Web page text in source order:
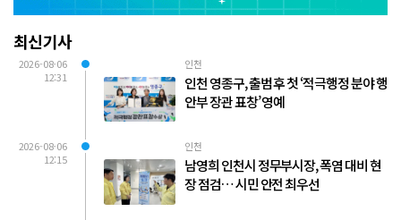
최신기사
2026-08-06
12:31
인천
인천 영종구, 출범 후 첫 ‘적극행정 분야 행
안부 장관 표창’ 영예
2026-08-06
12:15
인천
남영희 인천시 정무부시장, 폭염 대비 현
장 점검… 시민 안전 최우선